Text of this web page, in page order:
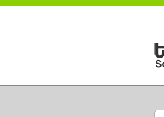
Direkt zum Inhalt